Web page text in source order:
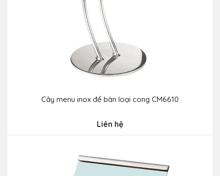
Cây menu inox để bàn loại cong CM6610
Liên hệ